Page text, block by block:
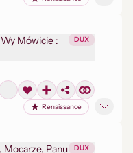
Wy Mówicie :
DUX
Renaissance
Mocarze, Panu DUX